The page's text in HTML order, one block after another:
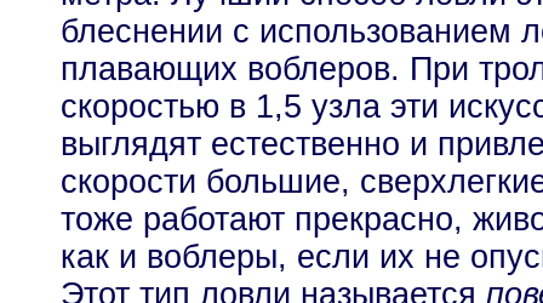
блеснении с использованием
плавающих воблеров. При
скоростью в 1,5 узла эти
выглядят естественно и
скорости большие,
тоже работают прекрасно,
как и воблеры, если их не
Этот тип ловли называется